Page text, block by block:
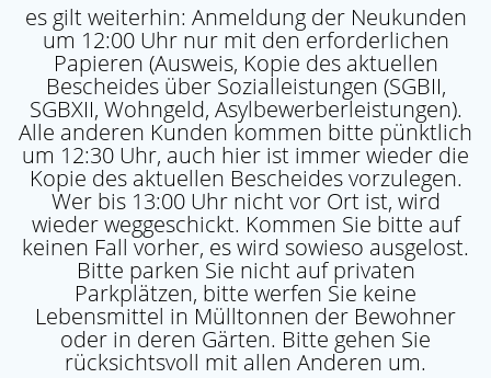
es gilt weiterhin: Anmeldung der Neukunden
um 12:00 Uhr nur mit den erforderlichen
Papieren (Ausweis, Kopie des aktuellen
Bescheides über Sozialleistungen (SGBII,
SGBXII, Wohngeld, Asylbewerberleistungen).
Alle anderen Kunden kommen bitte pünktlich
um 12:30 Uhr, auch hier ist immer wieder die
Kopie des aktuellen Bescheides vorzulegen.
Wer bis 13:00 Uhr nicht vor Ort ist, wird
wieder weggeschickt. Kommen Sie bitte auf
keinen Fall vorher, es wird sowieso ausgelost.
Bitte parken Sie nicht auf privaten
Parkplätzen, bitte werfen Sie keine
Lebensmittel in Mülltonnen der Bewohner
oder in deren Gärten. Bitte gehen Sie
rücksichtsvoll mit allen Anderen um.